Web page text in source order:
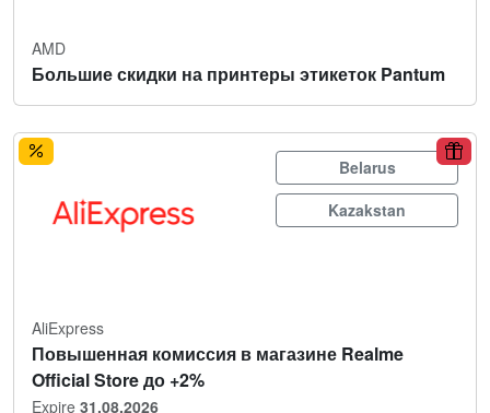
AMD
Большие скидки на принтеры этикеток Pantum
Belarus
Kazakstan
AliExpress
Повышенная комиссия в магазине Realme
Official Store до +2%
Expire 31.08.2026